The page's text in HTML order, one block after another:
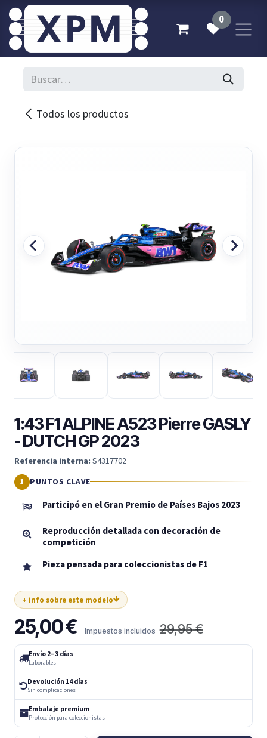
Ir al contenido
0
Todos los productos
1:43 F1 ALPINE A523 Pierre GASLY
- DUTCH GP 2023
Referencia interna: S4317702
PUNTOS CLAVE
Participó en el Gran Premio de Países Bajos 2023
Reproducción detallada con decoración de
competición
Pieza pensada para coleccionistas de F1
+ info sobre este modelo
25,00€ Impuestos incluidos 29,95€
Envío 2–3 días
Laborables
Devolución 14 días
Sin complicaciones
Embalaje premium
Protección para coleccionistas